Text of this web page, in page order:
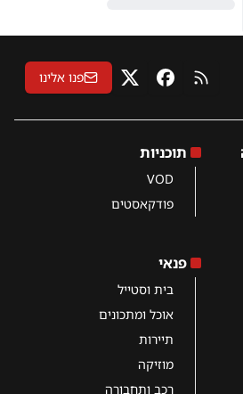
RSS פייסבוקX פנו אלינו
תוכניות
VOD
פודקאסטים
פנאי
בית וסטייל
אוכל ומתכונים
תיירות
מוזיקה
רכב ותחבורה